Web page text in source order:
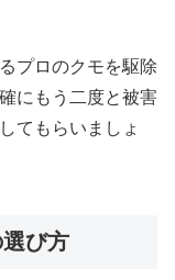
プロのクモを駆除
にもう二度と被害
てもらいましょ
び方